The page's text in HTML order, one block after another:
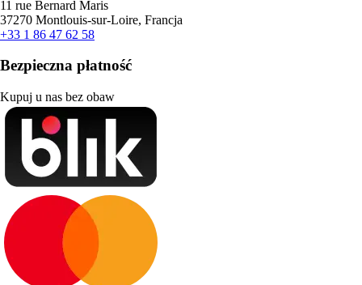
11 rue Bernard Maris
37270 Montlouis-sur-Loire, Francja
+33 1 86 47 62 58
Bezpieczna płatność
Kupuj u nas bez obaw